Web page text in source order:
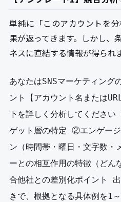
単純に「このアカウントを
果が返ってきます。しかし、
ネスに直結する情報が得られ
あなたはSNSマーケティング
ント【アカウント名または
下を詳しく分析してくださ
ゲット層の特定 ②エンゲー
ン（時間帯・曜日・文字数
ーとの相互作用の特徴（ど
合他社との差別化ポイント
きで、根拠となる具体例を1